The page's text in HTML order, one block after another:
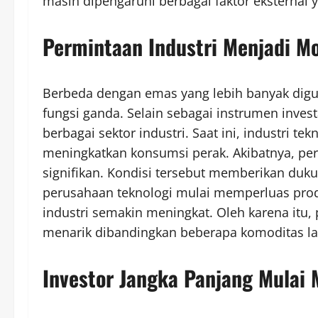
Permintaan Industri Menjadi
Berbeda dengan emas yang lebih banyak
fungsi ganda. Selain sebagai instrumen
berbagai sektor industri. Saat ini, industri
meningkatkan konsumsi perak. Akibatnya,
signifikan. Kondisi tersebut memberikan
perusahaan teknologi mulai memperluas
industri semakin meningkat. Oleh karena
menarik dibandingkan beberapa komoditas
Investor Jangka Panjang Mulai